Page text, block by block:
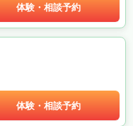
体験・相談予約
体験・相談予約